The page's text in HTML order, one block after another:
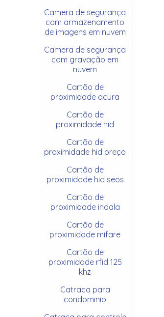
Camera de segurança
com armazenamento
de imagens em nuvem
Camera de segurança
com gravação em
nuvem
Cartão de
proximidade acura
Cartão de
proximidade hid
Cartão de
proximidade hid preço
Cartão de
proximidade hid seos
Cartão de
proximidade indala
Cartão de
proximidade mifare
Cartão de
proximidade rfid 125
khz
Catraca para
condominio